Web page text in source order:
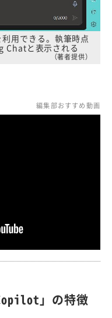
用できる。執筆時点
Chatと表示される
（著者提供）
編集部おすすめ動画
」の特徴